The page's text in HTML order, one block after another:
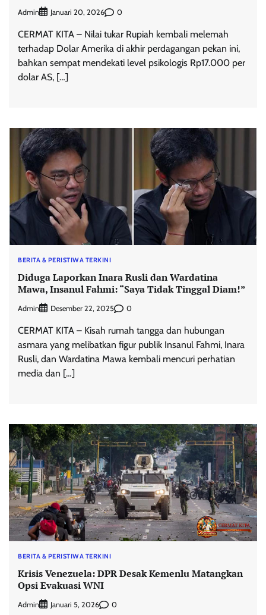
Admin Januari 20, 2026 0
CERMAT KITA – Nilai tukar Rupiah kembali melemah
terhadap Dolar Amerika di akhir perdagangan pekan ini,
bahkan sempat mendekati level psikologis Rp17.000 per
dolar AS, […]
BERITA & PERISTIWA TERKINI
Diduga Laporkan Inara Rusli dan Wardatina
Mawa, Insanul Fahmi: “Saya Tidak Tinggal Diam!”
Admin Desember 22, 2025 0
CERMAT KITA – Kisah rumah tangga dan hubungan
asmara yang melibatkan figur publik Insanul Fahmi, Inara
Rusli, dan Wardatina Mawa kembali mencuri perhatian
media dan […]
BERITA & PERISTIWA TERKINI
Krisis Venezuela: DPR Desak Kemenlu Matangkan
Opsi Evakuasi WNI
Admin Januari 5, 2026 0